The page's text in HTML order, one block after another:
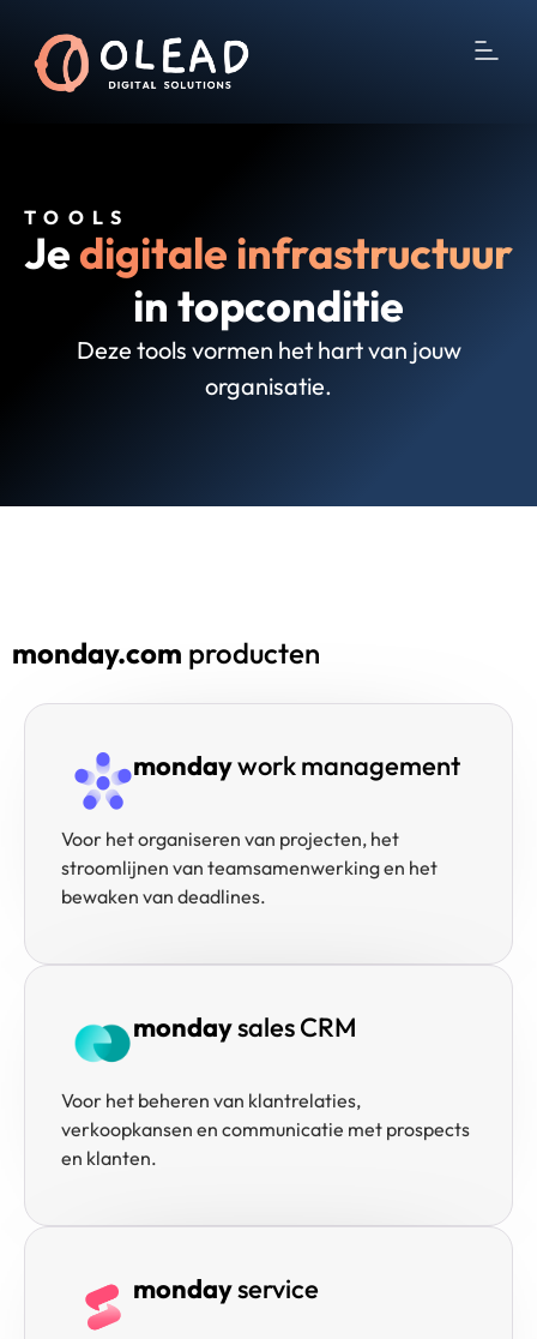
TOOLS
Jedigitale infrastructuur
in topconditie
Deze tools vormen het hart van jouw
organisatie.
monday.com producten
mondaywork management
Voor het organiseren van projecten, het
stroomlijnen van teamsamenwerking en het
bewaken van deadlines.
mondaysales CRM
Voor het beheren van klantrelaties,
verkoopkansen en communicatie met prospects
en klanten.
mondayservice